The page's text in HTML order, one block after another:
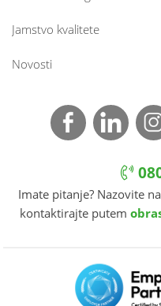
Jamstvo kvalitete
Novosti
Imate pitanje? Nazovite
kontaktirajte putem